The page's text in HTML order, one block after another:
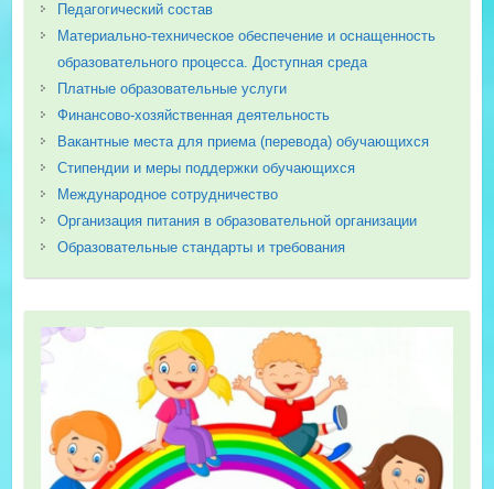
Педагогический состав
Материально-техническое обеспечение и оснащенность
образовательного процесса. Доступная среда
Платные образовательные услуги
Финансово-хозяйственная деятельность
Вакантные места для приема (перевода) обучающихся
Стипендии и меры поддержки обучающихся
Международное сотрудничество
Организация питания в образовательной организации
Образовательные стандарты и требования